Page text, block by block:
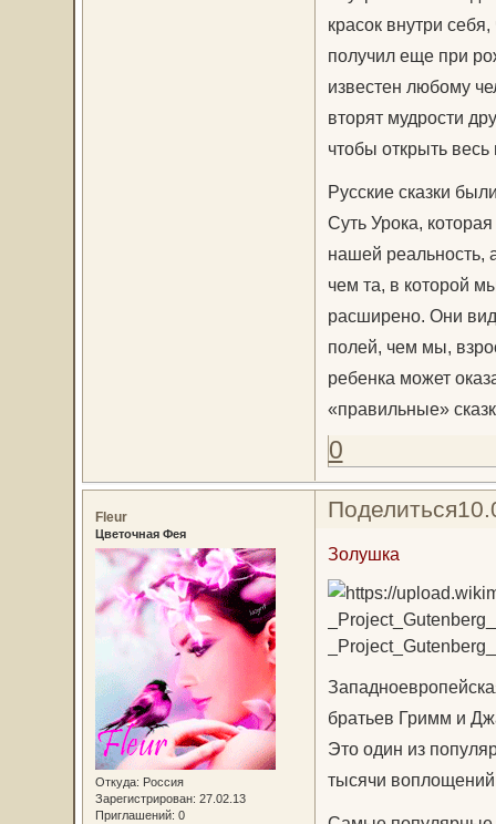
красок внутри
получил еще при
известен любому
вторят мудрости
чтобы открыть
Русские сказки
Суть Урока,
нашей реальность,
чем та, в которой
расширено. Они
полей, чем мы,
ребенка может
«правильные»
0
Поделиться
Fleur
Цветочная Фея
Откуда: Россия
Зарегистрирован: 27.02.13
Приглашений: 0
Золушка
братьев Гримм и
Это один из
тысячи